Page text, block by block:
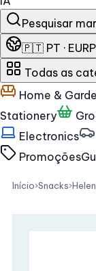
Pesquisar
🇵🇹 PT · EUR
Todas as
Home &
Stationery
Electronics
Promoções
Início›Snacks›